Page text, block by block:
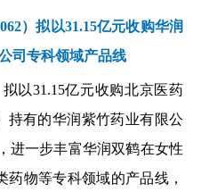
）拟以31.15亿元收购华润
司专科领域产品线
以31.15亿元收购北京医药
持有的华润紫竹药业有限公
进一步丰富华润双鹤在女性
物等专科领域的产品线，